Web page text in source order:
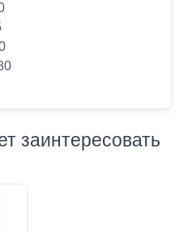
заинтересовать